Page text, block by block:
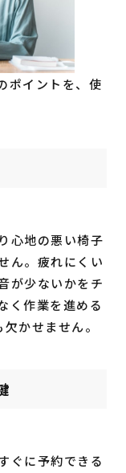
ポイントを、使
心地の悪い椅子
ん。疲れにくい
が少ないかをチ
く作業を進める
かせません。
ぐに予約できる